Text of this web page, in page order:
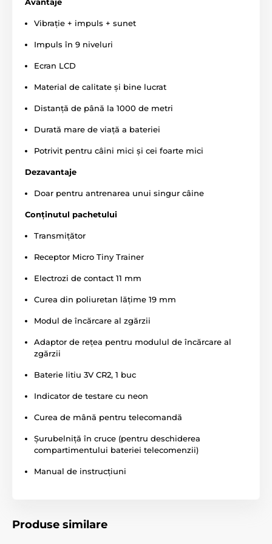
Distanța zgărzii
Martin System Micro ET 1000 SSC vă ajută
să dresați câinele fără lesă pe o distanță
de până la 1000 de metri. O distanță de
1000 de metri este potrivită chiar și pentru dresajul
1000 SSC este ideal atât pentru utilizare în oraș, cât și
corecții prin avertizare sonoră, vibrații și
în 9 niveluri. Astfel, puteți ajusta zgarda în funcție de
nevoile specifice ale câinelui dumneavoastră.
ajutorul unui buton rotativ de pe emițător.
Baterie și încărcare
Emițătorul Martin System Micro ET 1000
SSC utilizează o baterie de 3V tip CR2. În
modul standby, emițătorul poate rezista
până la 2 ani. Receptorul este echipat cu o baterie
Vibrație + impuls + sunet
Impuls în 9 niveluri
Ecran LCD
Material de calitate și bine lucrat
Distanță de până la 1000 de metri
Durată mare de viață a bateriei
Potrivit pentru câini mici și cei foarte mici
Dezavantaje
Doar pentru antrenarea unui singur câine
Conținutul pachetului
Transmițător
Receptor Micro Tiny Trainer
Electrozi de contact 11 mm
Curea din poliuretan lățime 19 mm
Modul de încărcare al zgărzii
Adaptor de rețea pentru modulul de încărcare al
zgărzii
Baterie litiu 3V CR2, 1 buc
Indicator de testare cu neon
Curea de mână pentru telecomandă
Șurubelniță în cruce (pentru deschiderea
compartimentului bateriei telecomenzii)
Manual de instrucțiuni
Produse similare